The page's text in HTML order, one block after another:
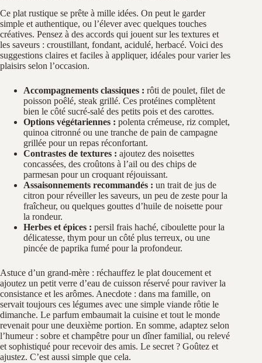
Ce plat rustique se prête à mille idées. On peut le garder
simple et authentique, ou l’élever avec quelques touches
créatives. Pensez à des accords qui jouent sur les textures et
les saveurs : croustillant, fondant, acidulé, herbacé. Voici des
suggestions claires et faciles à appliquer, idéales pour varier les
plaisirs selon l’occasion.
Accompagnements classiques : rôti de poulet, filet de
poisson poêlé, steak grillé. Ces protéines complètent
bien le côté sucré-salé des petits pois et des carottes.
Options végétariennes : polenta crémeuse, riz complet,
quinoa citronné ou une tranche de pain de campagne
grillée pour un repas réconfortant.
Contrastes de textures : ajoutez des noisettes
concassées, des croûtons à l’ail ou des chips de
parmesan pour un croquant réjouissant.
Assaisonnements recommandés : un trait de jus de
citron pour réveiller les saveurs, un peu de zeste pour la
fraîcheur, ou quelques gouttes d’huile de noisette pour
la rondeur.
Herbes et épices : persil frais haché, ciboulette pour la
délicatesse, thym pour un côté plus terreux, ou une
pincée de paprika fumé pour la profondeur.
Astuce d’un grand-mère : réchauffez le plat doucement et
ajoutez un petit verre d’eau de cuisson réservé pour raviver la
consistance et les arômes. Anecdote : dans ma famille, on
servait toujours ces légumes avec une simple viande rôtie le
dimanche. Le parfum embaumait la cuisine et tout le monde
revenait pour une deuxième portion. En somme, adaptez selon
l’humeur : sobre et champêtre pour un dîner familial, ou relevé
et sophistiqué pour recevoir des amis. Le secret ? Goûtez et
ajustez. C’est aussi simple que cela.